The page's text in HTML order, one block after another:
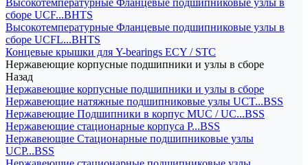
Высокотемпературные Фланцевые подшипниковые узлы в
сборе UCF...BHTS
Высокотемпературные Фланцевые подшипниковые узлы в
сборе UCFL...BHTS
Концевые крышки для Y-bearings ECY / STC
Нержавеющие корпусные подшипники и узлы в сборе
Назад
Нержавеющие корпусные подшипники и узлы в сборе
Нержавеющие натяжные подшипниковые узлы UCT...BSS
Нержавеющие Подшипники в корпус MUC / UC...BSS
Нержавеющие стационарные корпуса P...BSS
Нержавеющие Стационарные подшипниковые узлы
UCP...BSS